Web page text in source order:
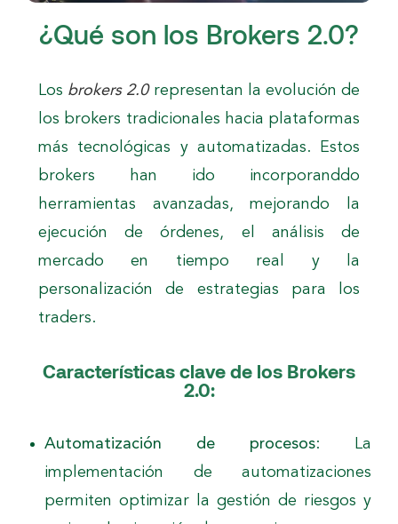
¿Qué son los Brokers 2.0?
Los brokers 2.0representan la evolución de
los brokers tradicionales hacia plataformas
más tecnológicas y automatizadas. Estos
brokers han ido incorporanddo
herramientas avanzadas, mejorando la
ejecución de órdenes, el análisis de
mercado en tiempo real y la
personalización de estrategias para los
traders.
Características clave de los Brokers
2.0:
Automatización de procesos: La
implementación de automatizaciones
permiten optimizar la gestión de riesgos y